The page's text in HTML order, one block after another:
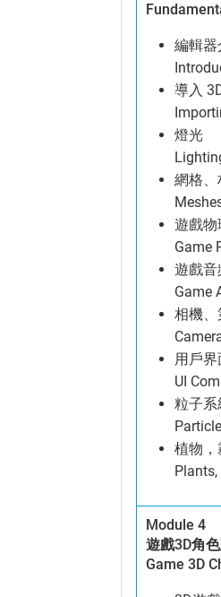
編輯器
導入
燈光
網格、
遊戲物
Game
遊戲音
Game
相機、
用戶
UI
粒子系
植物，
Module 4
遊戲3D角
Game 3D